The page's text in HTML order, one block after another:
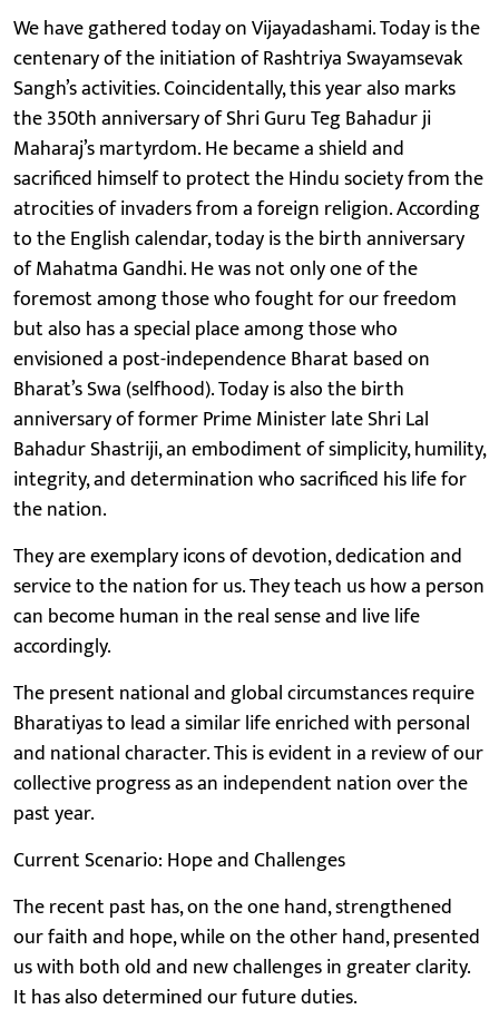
We have gathered today on Vijayadashami. Today is the
centenary of the initiation of Rashtriya Swayamsevak
Sangh’s activities. Coincidentally, this year also marks
the 350th anniversary of Shri Guru Teg Bahadur ji
Maharaj’s martyrdom. He became a shield and
sacrificed himself to protect the Hindu society from the
atrocities of invaders from a foreign religion. According
to the English calendar, today is the birth anniversary
of Mahatma Gandhi. He was not only one of the
foremost among those who fought for our freedom
but also has a special place among those who
envisioned a post-independence Bharat based on
Bharat’s Swa (selfhood). Today is also the birth
anniversary of former Prime Minister late Shri Lal
Bahadur Shastriji, an embodiment of simplicity, humility,
integrity, and determination who sacrificed his life for
the nation.
They are exemplary icons of devotion, dedication and
service to the nation for us. They teach us how a person
can become human in the real sense and live life
accordingly.
The present national and global circumstances require
Bharatiyas to lead a similar life enriched with personal
and national character. This is evident in a review of our
collective progress as an independent nation over the
past year.
Current Scenario: Hope and Challenges
The recent past has, on the one hand, strengthened
our faith and hope, while on the other hand, presented
us with both old and new challenges in greater clarity.
It has also determined our future duties.